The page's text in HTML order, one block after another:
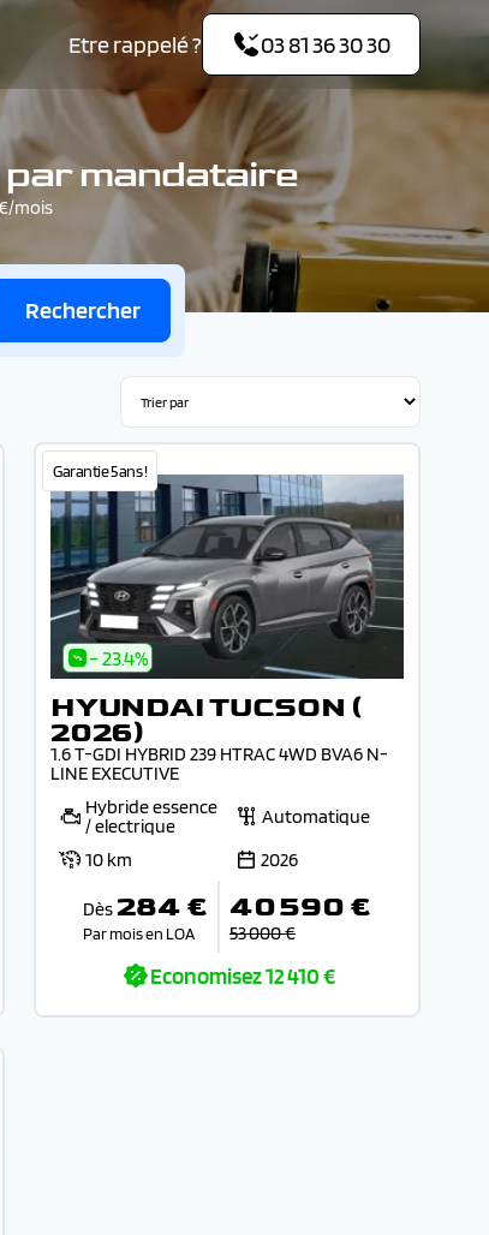
Etre rappelé ? 03 81 36 30 30
par mandataire
mois
Rechercher
Garantie 5 ans !
- 23.4%
HYUNDAI TUCSON (
2026)
1.6 T-GDI HYBRID 239 HTRAC 4WD BVA6 N-
LINE EXECUTIVE
Hybride essence
/ electrique
Automatique
10 km
2026
Dès 284 €
Par mois en LOA
40 590 €
53 000 €
Economisez12 410 €